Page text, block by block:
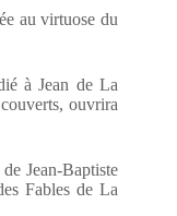
au virtuose du
à Jean de La
ouvrira
Jean-Baptiste
Fables de La